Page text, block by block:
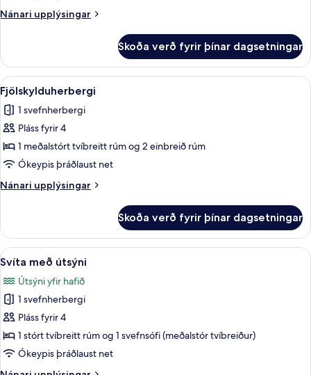
Nánari upplýsingar
Nánari
herbergi
sjávarsýn
Skoða verð fyrir þínar dagsetningar
Skoða
allar
myndir
fyrir
Fjölskylduherbergi
Fjölskylduherbergi | Rúmföt af
11
Fjölskylduherbergi
1 svefnherbergi
Pláss fyrir 4
1 meðalstórt tvíbreitt rúm og 2 einbreið rúm
Ókeypis þráðlaust net
Nánari upplýsingar
Nánari
Skoða verð fyrir þínar dagsetningar
Skoða
allar
myndir
fyrir
Svíta
með
útsýni
Rúmföt af bestu gerð, öryggishólf í
7
Svíta með útsýni
Útsýni yfir hafið
1 svefnherbergi
Pláss fyrir 4
1 stórt tvíbreitt rúm og 1 svefnsófi (meðalstór tvíbreiður)
Ókeypis þráðlaust net